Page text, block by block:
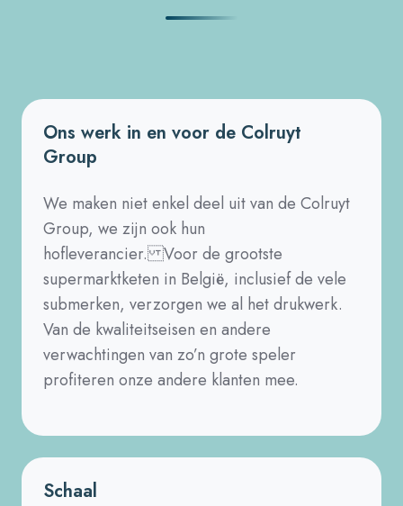
Ons werk in en voor de Colruyt
Group
We maken niet enkel deel uit van de Colruyt
Group, we zijn ook hun
hofleverancier. Voor de grootste
supermarktketen in België, inclusief de vele
submerken, verzorgen we al het drukwerk.
Van de kwaliteitseisen en andere
verwachtingen van zo’n grote speler
profiteren onze andere klanten mee.
Schaal